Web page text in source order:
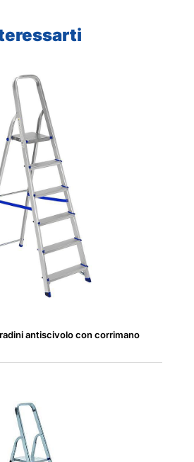
antiscivolo con corrimano